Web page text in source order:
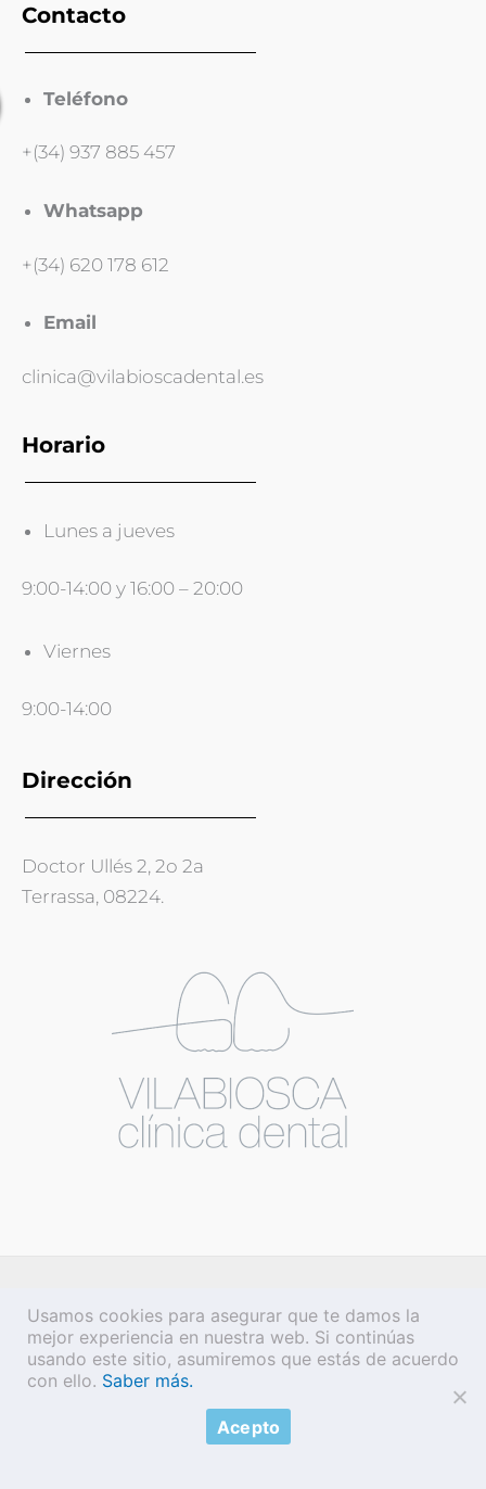
Contacto
Teléfono
+(34) 937 885 457
Whatsapp
+(34) 620 178 612
Email
clinica@vilabioscadental.es
Horario
Lunes a jueves
9:00-14:00 y 16:00 – 20:00
Viernes
9:00-14:00
Dirección
Doctor Ullés 2, 2o 2a
Terrassa, 08224.
Aviso legal·
Usamos cookies para asegurar que te damos la
mejor experiencia en nuestra web. Si continúas
usando este sitio, asumiremos que estás de acuerdo
con ello. Saber más.
Acepto